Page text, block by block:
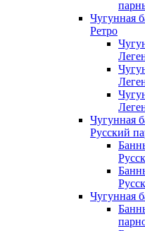
Чугунная
Ретро
Чугунная
Русский
Чугунная